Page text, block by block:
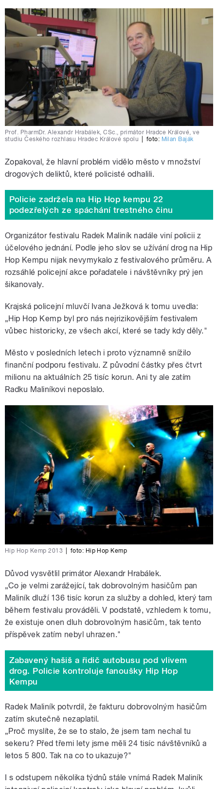
Prof. PharmDr. Alexandr Hrabálek, CSc., primátor Hradce Králové, ve
studiu Českého rozhlasu Hradec Králové spolu
foto: Milan Baják
Zopakoval, že hlavní problém vidělo město v množství
drogových deliktů, které policisté odhalili.
Policie zadržela na Hip Hop kempu 22
podezřelých ze spáchání trestného činu
Organizátor festivalu Radek Maliník nadále viní policii z
účelového jednání. Podle jeho slov se užívání drog na Hip
Hop Kempu nijak nevymykalo z festivalového průměru. A
rozsáhlé policejní akce pořadatele i návštěvníky prý jen
šikanovaly.
Krajská policejní mluvčí Ivana Ježková k tomu uvedla:
„Hip Hop Kemp byl pro nás nejrizikovějším festivalem
vůbec historicky, ze všech akcí, které se tady kdy děly."
Město v posledních letech i proto významně snížilo
finanční podporu festivalu. Z původní částky přes čtvrt
milionu na aktuálních 25 tisíc korun. Ani ty ale zatím
Radku Maliníkovi neposlalo.
Hip Hop Kemp 2013 foto: Hip Hop Kemp
Důvod vysvětlil primátor Alexandr Hrabálek.
„Co je velmi zarážející, tak dobrovolným hasičům pan
Maliník dluží 136 tisíc korun za služby a dohled, který tam
během festivalu prováděli. V podstatě, vzhledem k tomu,
že existuje onen dluh dobrovolným hasičům, tak tento
příspěvek zatím nebyl uhrazen."
Zabavený hašiš a řidič autobusu pod vlivem
drog. Policie kontroluje fanoušky Hip Hop
Kempu
Radek Maliník potvrdil, že fakturu dobrovolným hasičům
zatím skutečně nezaplatil.
„Proč myslíte, že se to stalo, že jsem tam nechal tu
sekeru? Před třemi lety jsme měli 24 tisíc návštěvníků a
letos 5 800. Tak na co to ukazuje?"
I s odstupem několika týdnů stále vnímá Radek Maliník